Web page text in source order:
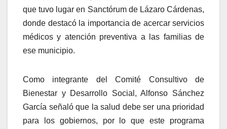
que tuvo lugar en Sanctórum de Lázaro Cárdenas,
donde destacó la importancia de acercar servicios
médicos y atención preventiva a las familias de
ese municipio.
Como integrante del Comité Consultivo de
Bienestar y Desarrollo Social, Alfonso Sánchez
García señaló que la salud debe ser una prioridad
para los gobiernos, por lo que este programa